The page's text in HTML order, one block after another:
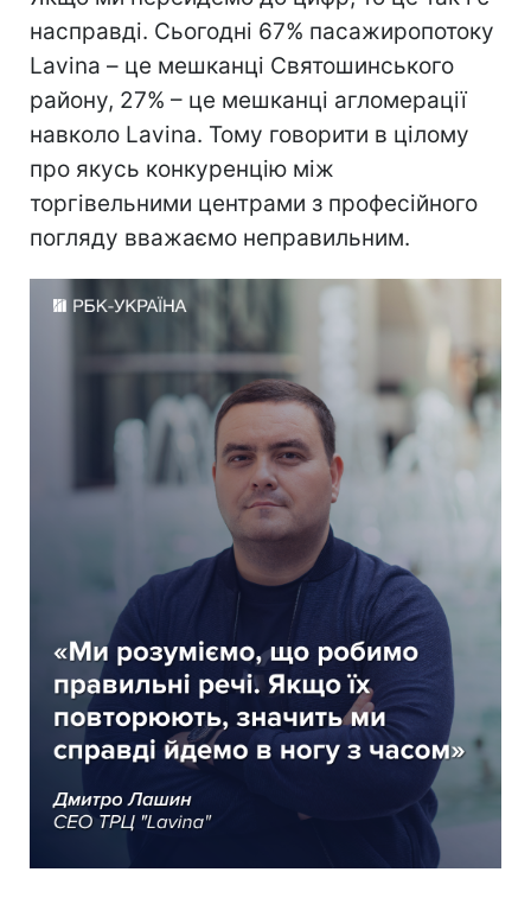
насправді. Сьогодні 67% пасажиропотоку
Lavina – це мешканці Святошинського
району, 27% – це мешканці агломерації
навколо Lavina. Тому говорити в цілому
про якусь конкуренцію між
торгівельними центрами з професійного
погляду вважаємо неправильним.